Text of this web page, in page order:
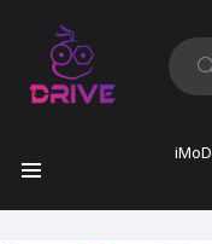
ค้นหา:
iMoD